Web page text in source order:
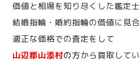
価値と相場を知り尽くした鑑定
結婚指輪・婚約指輪の価値に見
適正な価格での査定をして
山辺郡山添村の方から買取してい